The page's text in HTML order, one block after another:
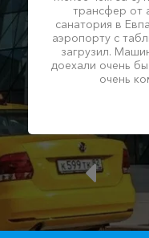
трансфер от
санатория в
аэропорту с
загрузил.
доехали очень
очень